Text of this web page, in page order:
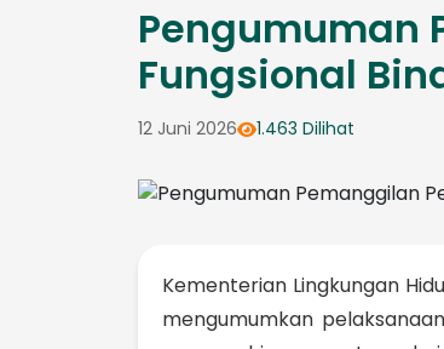
Pengumuman
Fungsional
12 Juni 2026 1.463 Dilihat
Kementerian Lingkungan
mengumumkan pelaksanaan